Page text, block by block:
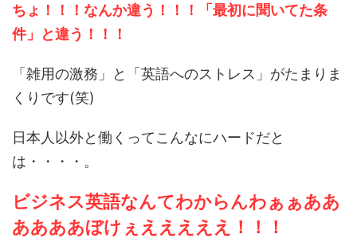
ちょ！！！なんか違う！！！「最初に聞いてた条
件」と違う！！！
「雑用の激務」と「英語へのストレス」がたまりま
くりです(笑)
日本人以外と働くってこんなにハードだと
は・・・・。
ビジネス英語なんてわからんわぁぁああ
ああああぼけぇえええええ！！！